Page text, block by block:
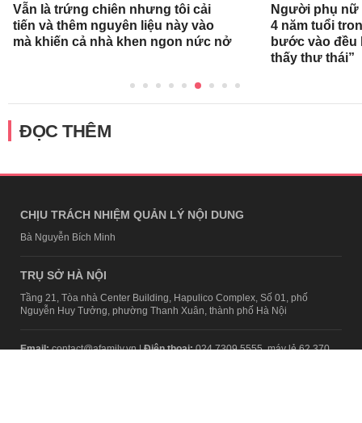
Vẫn là trứng chiên nhưng tôi cải
tiến và thêm nguyên liệu này vào
mà khiến cả nhà khen ngon nức nở
Người phụ nữ
4 năm tuổi
bước vào đều
thấy thư thái”
ĐỌC THÊM
CHỊU TRÁCH NHIỆM QUẢN LÝ NỘI DUNG
Bà Nguyễn Bích Minh
TRỤ SỞ HÀ NỘI
Tầng 21, Tòa nhà Center Building, Hapulico Complex, Số 01, phố
Nguyễn Huy Tưởng, phường Thanh Xuân, thành phố Hà Nội
Email:contact@afamily.vn |Điện thoại:024 7309 5555, máy lẻ 62.370